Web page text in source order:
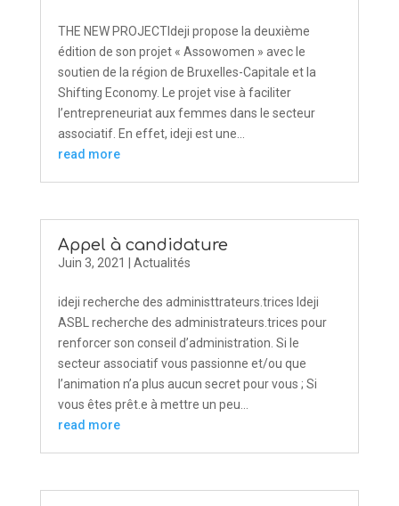
THE NEW PROJECTIdeji propose la deuxième
édition de son projet « Assowomen » avec le
soutien de la région de Bruxelles-Capitale et la
Shifting Economy. Le projet vise à faciliter
l’entrepreneuriat aux femmes dans le secteur
associatif. En effet, ideji est une...
read more
Appel à candidature
Juin 3, 2021 Actualités
ideji recherche des administtrateurs.trices Ideji
ASBL recherche des administrateurs.trices pour
renforcer son conseil d’administration. Si le
secteur associatif vous passionne et/ou que
l’animation n’a plus aucun secret pour vous ; Si
vous êtes prêt.e à mettre un peu...
read more